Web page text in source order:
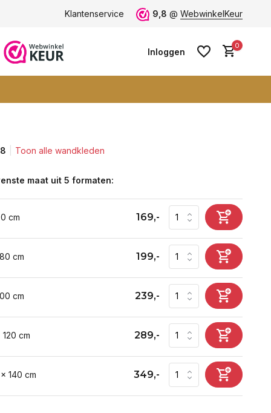
klantbeoordeling 9+ Grootste collectie -ruim 600+
Klantenservice 9,8 @ WebwinkelKeur
Inloggen
0
Toon alle wandkleden
maat uit 5 formaten:
cm 169,-
cm 199,-
cm 239,-
cm 289,-
140 cm 349,-